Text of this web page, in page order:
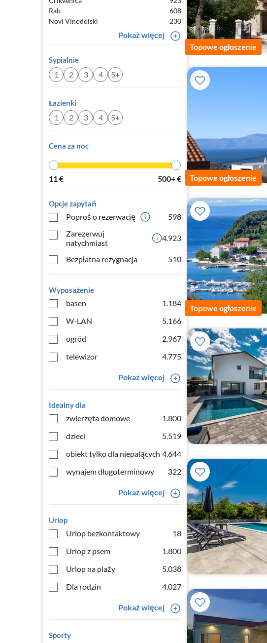
Rab
608
Novi Vinodolski
230
Pokaż więcej
Sypialnie
1 2 3 4 5+
Łazienki
1 2 3 4 5+
Cena za noc
11€ 500+€
Opcje zapytań
Poproś o rezerwację
598
Zarezerwuj
natychmiast
4.923
Bezpłatna rezygnacja 510
Wyposażenie
basen
1.184
W-LAN
5.166
ogród
2.967
telewizor
4.775
Pokaż więcej
Idealny dla
zwierzęta domowe
1.800
dzieci
5.519
obiekt tylko dla niepalących 4.644
wynajem długoterminowy
322
Pokaż więcej
Urlop
Urlop bezkontaktowy
18
Urlop z psem
1.800
Urlop na plaży
5.038
Dla rodzin
4.027
Pokaż więcej
Sporty
Topowe ogłoszenie
Topowe ogłoszenie
Topowe ogłoszenie